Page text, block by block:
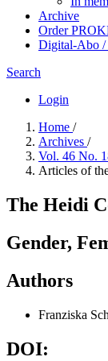
Archive
Order
Digital-Abo /
Search
Login
Home /
Archives /
Vol. 46 No.
Articles of
The Heidi
Gender,
Authors
Franziska
DOI: